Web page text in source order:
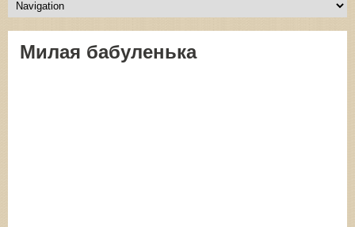
Милая бабуленька